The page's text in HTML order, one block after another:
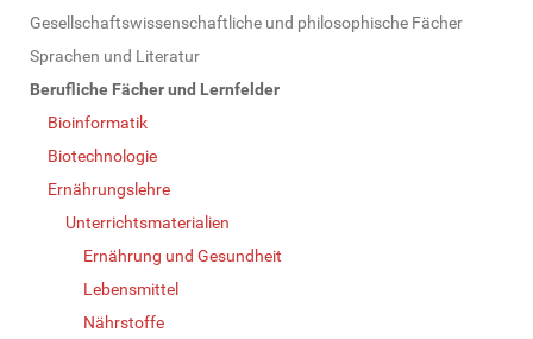
Gesellschaftswissenschaftliche und philosophische Fächer
Sprachen und Literatur
Berufliche Fächer und Lernfelder
Bioinformatik
Biotechnologie
Ernährungslehre
Unterrichtsmaterialien
Ernährung und Gesundheit
Lebensmittel
Nährstoffe